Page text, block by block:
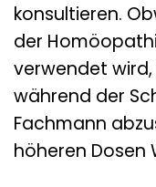
konsultieren.
der
verwendet
während der
Fachmann
höheren Dosen